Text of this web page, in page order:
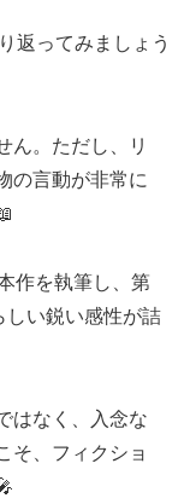
返ってみましょう
ん。ただし、リ
の言動が非常に
作を執筆し、第
しい鋭い感性が詰
はなく、入念な
そ、フィクショ